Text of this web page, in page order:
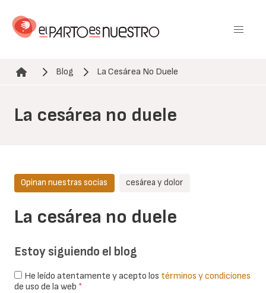
contenido
Ruta de navegación
Blog La Cesárea No Duele
La cesárea no duele
La cesárea no duele
Opinan nuestras socias cesárea y dolor
Estoy siguiendo el blog
He leído atentamente y acepto los términos y condiciones
de uso de la web *